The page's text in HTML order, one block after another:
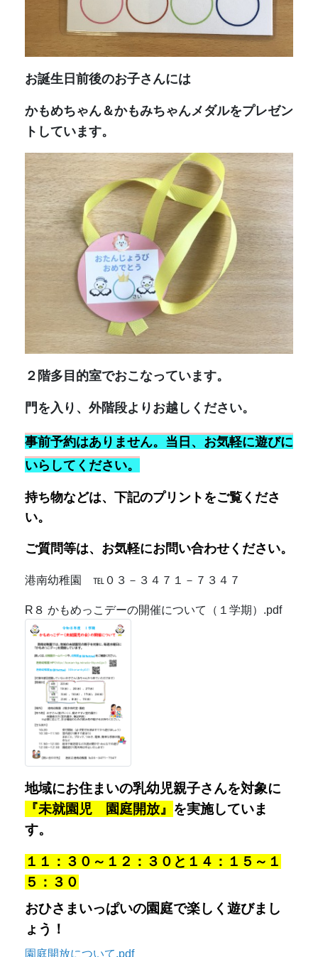
２階多目的室でおこなっています。
門を入り、外階段よりお越しください。
事前予約はありません。当日、お気軽に遊びに
いらしてください。
持ち物などは、下記のプリントをご覧くださ
ご質問等は、お気軽に お問い合わせください。
『未就園児 園庭開放』 を実施していま
す。
１１：３０～１２：３０と１４：１５～１
５：３０
おひさまいっぱいの園庭で楽しく遊びまし
ょう！
園庭開放について.pdf
☀ 日々の保育などの様子
⇒ 幼稚園ブログをご覧ください。
港区公式HP
い。